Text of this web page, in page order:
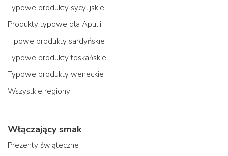
Typowe produkty sycylijskie
Produkty typowe dla Apulii
Tipowe produkty sardyńskie
Typowe produkty toskańskie
Typowe produkty weneckie
Wszystkie regiony
Włączający smak
Prezenty świąteczne